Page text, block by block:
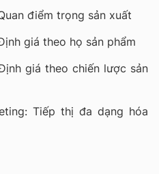
điểm trọng sản xuất
giá theo họ sản phẩm
giá theo chiến lược sản
Tiếp thị đa dạng hóa